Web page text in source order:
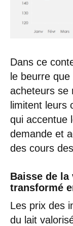
Dans ce
le beurre
acheteurs se
limitent leurs
qui accentue
demande et
des cours
Baisse de
transformé
Les prix des
du lait